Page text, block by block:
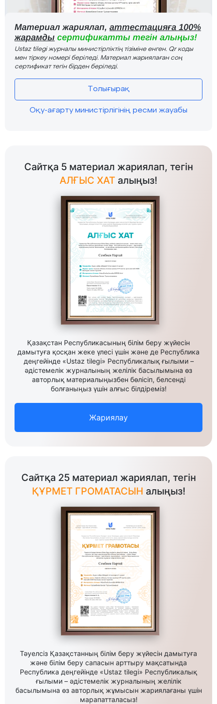
Материал жариялап, аттестацияға 100%
жарамды сертификатты тегін алыңыз!
Ustaz tilegi журналы министірліктің тізіміне енген. Qr коды
мен тіркеу номері беріледі. Материал жариялаған соң
сертификат тегін бірден беріледі.
Толығырақ
Оқу-ағарту министірлігінің ресми жауабы
Сайтқа 5 материал жариялап, тегін
АЛҒЫС ХАТ алыңыз!
Қазақстан Республикасының білім беру жүйесін
дамытуға қосқан жеке үлесі үшін және де Республика
деңгейінде «Ustaz tilegi» Республикалық ғылыми –
әдістемелік журналының желілік басылымына өз
авторлық материалыңызбен бөлісіп, белсенді
болғаныңыз үшін алғыс білдіреміз!
Жариялау
Сайтқа 25 материал жариялап, тегін
ҚҰРМЕТ ГРОМАТАСЫН алыңыз!
Тәуелсіз Қазақстанның білім беру жүйесін дамытуға
және білім беру сапасын арттыру мақсатында
Республика деңгейінде «Ustaz tilegi» Республикалық
ғылыми – әдістемелік журналының желілік
басылымына өз авторлық жұмысын жариялағаны үшін
марапатталасыз!